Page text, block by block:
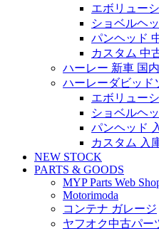
エボリュー
ショベルヘ
パンヘッド
カスタム 中
ハーレー 新車 国
ハーレーダビッド
エボリュー
ショベルヘ
パンヘッド
カスタム 入
NEW STOCK
PARTS & GOODS
MYP Parts Web
Motorimoda
コンテナ ガレージ
ヤフオク中古パー